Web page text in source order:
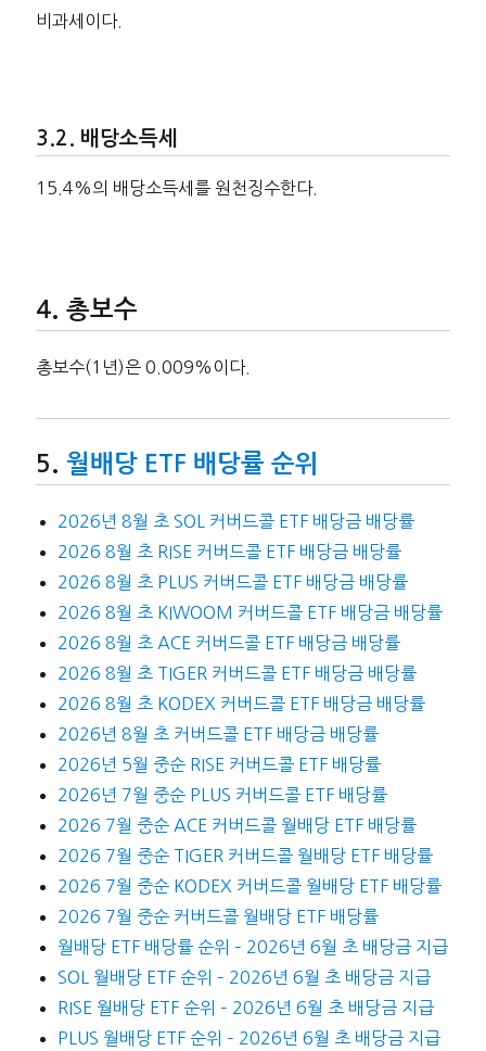
비과세이다.
배당소득세
15.4%의 배당소득세를 원천징수한다.
총보수
총보수(1년)은 0.009%이다.
월배당 ETF 배당률 순위
2026년 8월 초 SOL 커버드콜 ETF 배당금 배당률
2026 8월 초 RISE 커버드콜 ETF 배당금 배당률
2026 8월 초 PLUS 커버드콜 ETF 배당금 배당률
2026 8월 초 KIWOOM 커버드콜 ETF 배당금 배당률
2026 8월 초 ACE 커버드콜 ETF 배당금 배당률
2026 8월 초 TIGER 커버드콜 ETF 배당금 배당률
2026 8월 초 KODEX 커버드콜 ETF 배당금 배당률
2026년 8월 초 커버드콜 ETF 배당금 배당률
2026년 5월 중순 RISE 커버드콜 ETF 배당률
2026년 7월 중순 PLUS 커버드콜 ETF 배당률
2026 7월 중순 ACE 커버드콜 월배당 ETF 배당률
2026 7월 중순 TIGER 커버드콜 월배당 ETF 배당률
2026 7월 중순 KODEX 커버드콜 월배당 ETF 배당률
2026 7월 중순 커버드콜 월배당 ETF 배당률
월배당 ETF 배당률 순위 – 2026년 6월 초 배당금 지급
SOL 월배당 ETF 순위 – 2026년 6월 초 배당금 지급
RISE 월배당 ETF 순위 – 2026년 6월 초 배당금 지급
PLUS 월배당 ETF 순위 – 2026년 6월 초 배당금 지급